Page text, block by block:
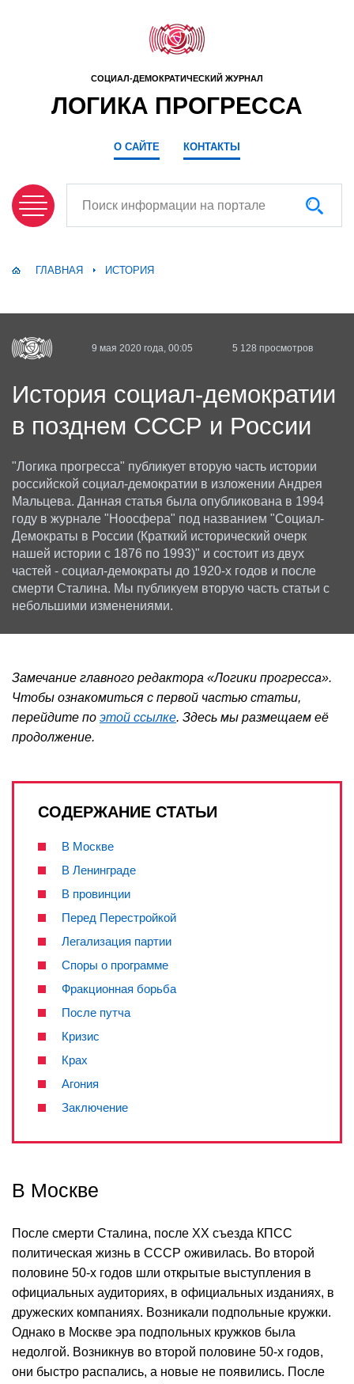
О САЙТЕ КОНТАКТЫ
СОЦИАЛ-ДЕМОКРАТИЧЕСКИЙ ЖУРНАЛ
ЛОГИКА ПРОГРЕССА
ГЛАВНАЯ ИСТОРИЯ
9 мая 2020 года, 00:05 5 128 просмотров
История социал-демократии
в позднем СССР и России
"Логика прогресса" публикует вторую часть истории
российской социал-демократии в изложении Андрея
Мальцева. Данная статья была опубликована в 1994
году в журнале "Ноосфера" под названием "Социал-
Демократы в России (Краткий исторический очерк
нашей истории с 1876 по 1993)" и состоит из двух
частей - социал-демократы до 1920-х годов и после
смерти Сталина. Мы публикуем вторую часть статьи с
небольшими изменениями.
Замечание главного редактора «Логики прогресса».
Чтобы ознакомиться с первой частью статьи,
перейдите по этой ссылке. Здесь мы размещаем её
продолжение.
СОДЕРЖАНИЕ СТАТЬИ
В Москве
В Ленинграде
В провинции
Перед Перестройкой
Легализация партии
Споры о программе
Фракционная борьба
После путча
Кризис
Крах
Агония
Заключение
В Москве
После смерти Сталина, после XX съезда КПСС
политическая жизнь в СССР оживилась. Во второй
половине 50-х годов шли открытые выступления в
официальных аудиториях, в официальных изданиях, в
дружеских компаниях. Возникали подпольные кружки.
Однако в Москве эра подпольных кружков была
недолгой. Возникнув во второй половине 50-х годов,
они быстро распались, а новые не появились. После